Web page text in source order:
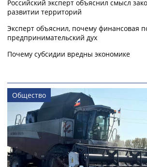
Российский эксперт объяснил смысл
развитии территорий
Эксперт объяснил, почему финансовая
предпринимательский дух
Почему субсидии вредны экономике
Общество